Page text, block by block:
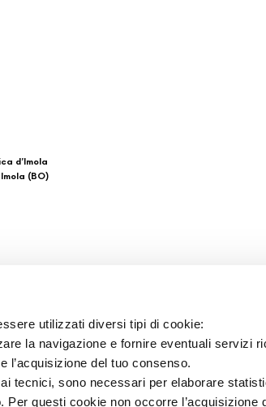
utilizzati diversi tipi di cookie:
la navigazione e fornire eventuali servizi
l’acquisizione del tuo consenso.
tecnici, sono necessari per elaborare
questi cookie non occorre l’acquisizione
d’Imola
(BO)
Ti imolo App